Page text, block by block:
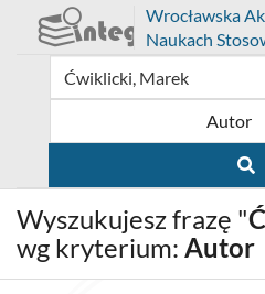
Menu
główne
Wyszukiwarka
Treść
główna
Prolib
Integro
-
główna
Wrocławska
Naukach
Autor
Wyszukujesz frazę "
wg kryterium: Autor